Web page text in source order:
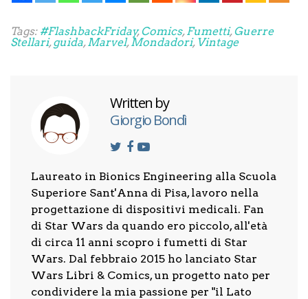
Tags: #FlashbackFriday,Comics,Fumetti,Guerre
Stellari,guida,Marvel,Mondadori, Vintage
Written by
Giorgio Bondì
Laureato in Bionics Engineering alla Scuola
Superiore Sant'Anna di Pisa, lavoro nella
progettazione di dispositivi medicali. Fan
di Star Wars da quando ero piccolo, all'età
di circa 11 anni scopro i fumetti di Star
Wars. Dal febbraio 2015 ho lanciato Star
Wars Libri & Comics, un progetto nato per
condividere la mia passione per "il Lato